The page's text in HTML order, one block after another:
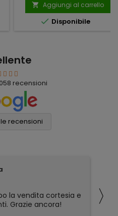
 Aggiungi al carrello
 Disponibile
recensioni
recensioni
la vendita cortesia e
Grazie ancora!
〉